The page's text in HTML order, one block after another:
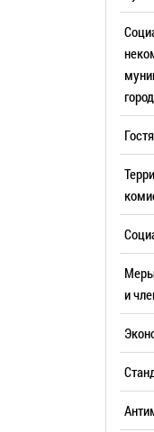
Стандарт
Общественная
Инициативное
Инвестиционная
Видеогалерея
РУКОВОДИТЕЛИ
и